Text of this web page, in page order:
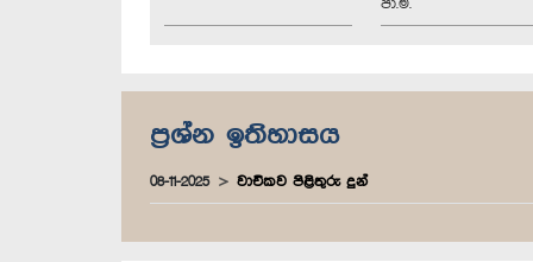
පා.ම.
ප්‍රශ්න ඉතිහාසය
08-11-2025 වාචිකව පිළිතුරු දුන්